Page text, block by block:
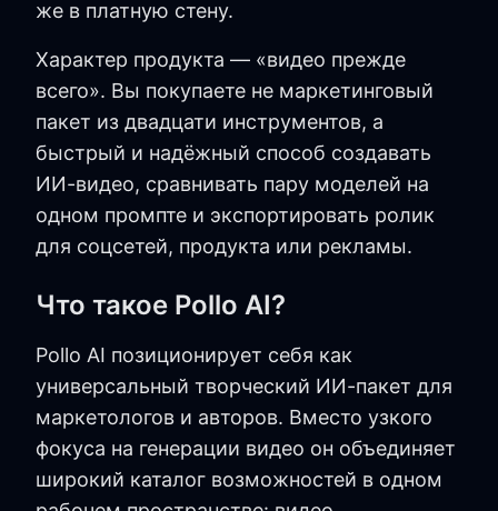
же в платную стену.
Характер продукта — «видео прежде
всего». Вы покупаете не маркетинговый
пакет из двадцати инструментов, а
быстрый и надёжный способ создавать
ИИ-видео, сравнивать пару моделей на
одном промпте и экспортировать ролик
для соцсетей, продукта или рекламы.
Что такое Pollo AI?
Pollo AI позиционирует себя как
универсальный творческий ИИ-пакет для
маркетологов и авторов. Вместо узкого
фокуса на генерации видео он объединяет
широкий каталог возможностей в одном